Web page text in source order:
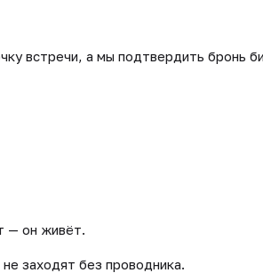
встречи, а мы подтвердить бронь
— он живёт.
заходят без проводника.